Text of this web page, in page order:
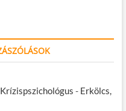
- Erkölcs,